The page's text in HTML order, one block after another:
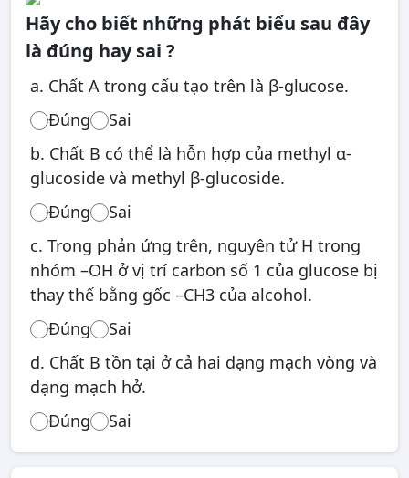
Hãy cho biết những phát biểu sau đây
là đúng hay sai ?
a. Chất A trong cấu tạo trên là β-glucose.
Đúng
Sai
b. Chất B có thể là hỗn hợp của methyl α-
glucoside và methyl β-glucoside.
Đúng
Sai
c. Trong phản ứng trên, nguyên tử H trong
nhóm –OH ở vị trí carbon số 1 của glucose bị
thay thế bằng gốc –CH3 của alcohol.
Đúng
Sai
d. Chất B tồn tại ở cả hai dạng mạch vòng và
dạng mạch hở.
Đúng
Sai